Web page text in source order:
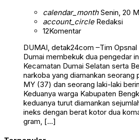
calendar_monthSenin, 20
account_circleRedaksi
12Komentar
DUMAI, detak24com –Tim
Dumai membekuk dua pengedar
Kecamatan Dumai Selatan serta
narkoba yang diamankan seorang
MY (37) dan seorang laki-laki
Keduanya warga Kabupaten
keduanya turut diamankan
ineks dengan berat kotor dua
gram, […]